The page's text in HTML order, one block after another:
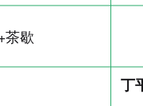
茶歇
丁